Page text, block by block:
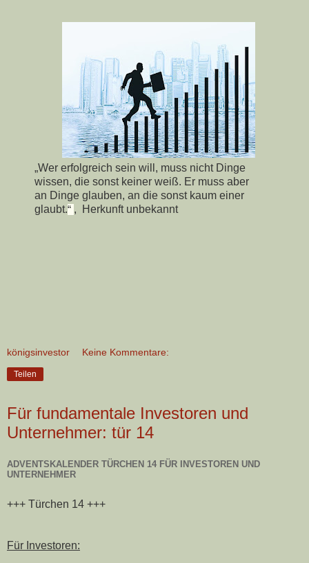
„Wer erfolgreich sein will, muss nicht Dinge
wissen, die sonst keiner weiß. Er muss aber
an Dinge glauben, an die sonst kaum einer
glaubt.“ , Herkunft unbekannt
königsinvestor Keine Kommentare:
Teilen
Für fundamentale Investoren und
Unternehmer: tür 14
ADVENTSKALENDER TÜRCHEN 14 FÜR INVESTOREN UND
UNTERNEHMER
+++ Türchen 14 +++
Für Investoren: